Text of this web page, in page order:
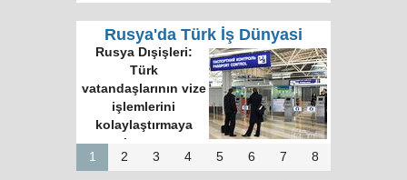
Rusya'da Türk İş Dünyasi
Rusya Dışişleri:
Türk
vatandaşlarının vize
işlemlerini
kolaylaştırmaya
hazırız
1
2 3 4 5 6 7 8